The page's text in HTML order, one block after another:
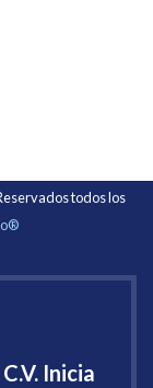
todos los
Inicia